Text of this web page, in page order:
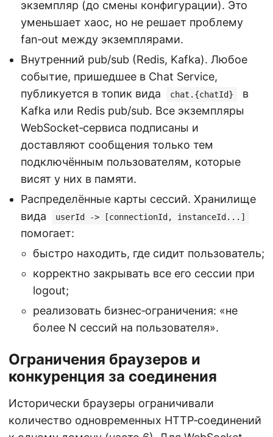
экземпляр (до смены конфигурации). Это
уменьшает хаос, но не решает проблему
fan‑out между экземплярами.
Внутренний pub/sub (Redis, Kafka). Любое
событие, пришедшее в Chat Service,
публикуется в топик вида
chat.{chatId}
в
Kafka или Redis pub/sub. Все экземпляры
WebSocket‑сервиса подписаны и
доставляют сообщения только тем
подключённым пользователям, которые
висят у них в памяти.
Распределённые карты сессий. Хранилище
вида
userId -> [connectionId, instanceId...]
помогает:
быстро находить, где сидит пользователь;
корректно закрывать все его сессии при
logout;
реализовать бизнес‑ограничения: «не
более N сессий на пользователя».
Ограничения браузеров и
конкуренция за соединения
Исторически браузеры ограничивали
количество одновременных HTTP‑соединений